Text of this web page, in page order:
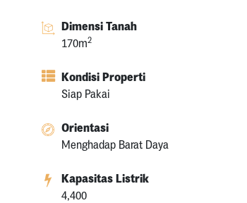
Dimensi Tanah
170m2
Kondisi Properti
Siap Pakai
Orientasi
Menghadap Barat Daya
Kapasitas Listrik
4,400